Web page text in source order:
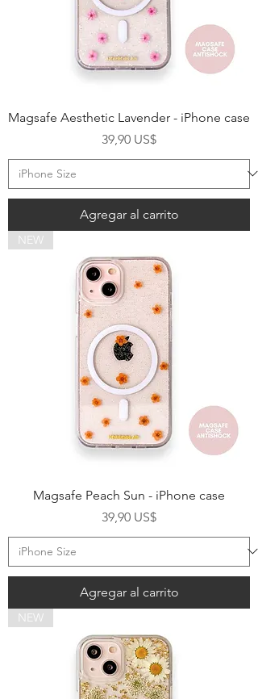
Magsafe Aesthetic Lavender - iPhone case
Precio
39,90 US$
Agregar al carrito
NEW
Magsafe Peach Sun - iPhone case
Precio
39,90 US$
Agregar al carrito
NEW